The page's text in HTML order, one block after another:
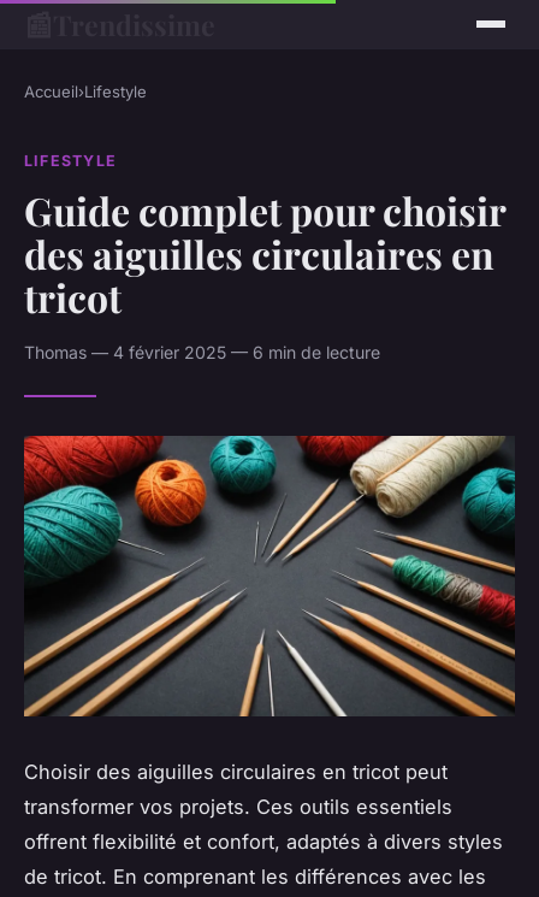
Accueil›Lifestyle
LIFESTYLE
Guide complet pour choisir
des aiguilles circulaires en
tricot
Thomas — 4 février 2025 — 6 min de lecture
Choisir des aiguilles circulaires en tricot peut
transformer vos projets. Ces outils essentiels
offrent flexibilité et confort, adaptés à divers styles
de tricot. En comprenant les différences avec les